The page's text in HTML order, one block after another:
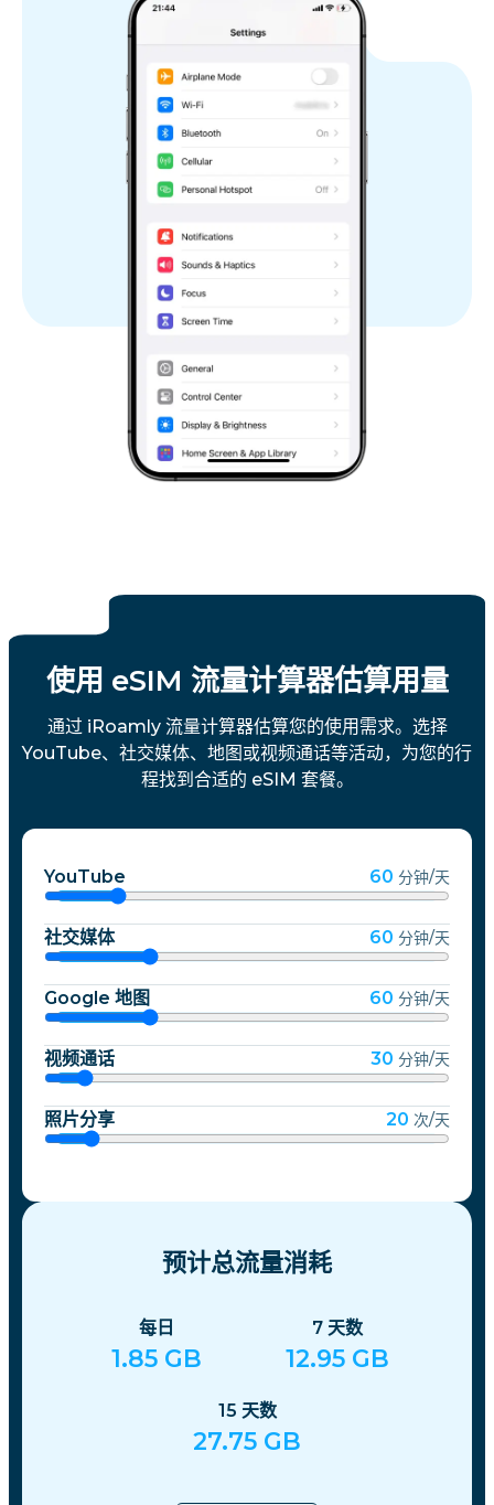
使用 eSIM 流量计算器估算用量
通过 iRoamly 流量计算器估算您的使用需求。选择
YouTube、社交媒体、地图或视频通话等活动，为您的行
程找到合适的 eSIM 套餐。
YouTube 60 分钟/天
社交媒体 60 分钟/天
Google 地图 60 分钟/天
视频通话 30 分钟/天
照片分享 20 次/天
预计总流量消耗
每日
1.85 GB
7 天数
12.95 GB
15 天数
27.75 GB